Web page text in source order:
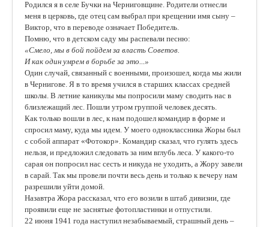
Родился я в селе Бучки на Черниговщине. Родители отнесли
меня в церковь, где отец сам выбрал при крещении имя сыну –
Виктор, что в переводе означает Победитель.
Помню, что в детском саду мы распевали песню:
«Смело, мы в бой пойдем за власть Советов.
И как один умрем в борьбе за это...»
Один случай, связанный с военными, произошел, когда мы жили
в Чернигове. Я в то время учился в старших классах средней
школы. В летние каникулы мы попросили маму сводить нас в
близлежащий лес. Пошли утром группой человек десять.
Как только вошли в лес, к нам подошел командир в форме и
спросил маму, куда мы идем. У моего одноклассника Жоры был
с собой аппарат «Фотокор». Командир сказал, что гулять здесь
нельзя, и предложил следовать за ним вглубь леса. У какого-то
сарая он попросил нас сесть и никуда не уходить, а Жору завели
в сарай. Так мы провели почти весь день и только к вечеру нам
разрешили уйти домой.
Назавтра Жора рассказал, что его возили в штаб дивизии, где
проявили еще не заснятые фотопластинки и отпустили.
22 июня 1941 года наступил незабываемый, страшный день –